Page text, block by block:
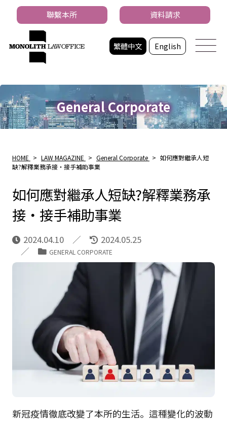
繁體中文 English
聯繫本所 資料請求
General Corporate
HOME > LAW MAGAZINE > General Corporate > 如何應對繼承人短
缺?解釋業務承接・接手補助事業
如何應對繼承人短缺?解釋業務承
接・接手補助事業
2024.04.10 2024.05.25
GENERAL CORPORATE
新冠疫情徹底改變了本所的生活。這種變化的波動